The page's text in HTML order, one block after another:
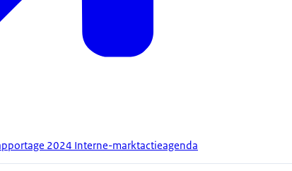
2024 Interne-marktactieagenda